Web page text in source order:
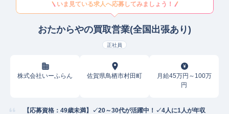
いま見ている求人へ応募してみましょう！
おたからやの買取営業(全国出張あり)
正社員
株式会社いーふらん 佐賀県鳥栖市村田町
月給45万円～100万
円
【応募資格：49歳未満】✓20～30代が活躍中！✓4人に1人が年収